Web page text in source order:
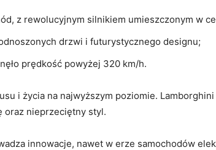
z rewolucyjnym silnikiem umieszczonym w
⁤drzwi i futurystycznego​ designu;
prędkość ​powyżej 320 km/h.
i życia na najwyższym poziomie.
oraz nieprzeciętny styl.
innowacje, nawet‌ w‌ erze samochodów